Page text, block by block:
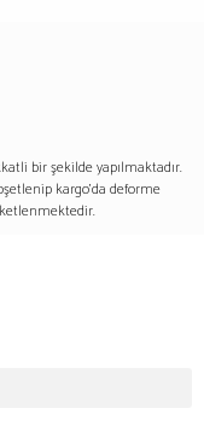
bir şekilde yapılmaktadır.
kargo’da deforme